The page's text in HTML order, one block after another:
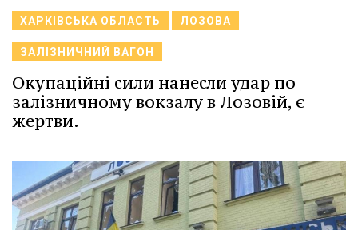
ХАРКІВСЬКА ОБЛАСТЬ ЛОЗОВА
ЗАЛІЗНИЧНИЙ ВАГОН
Окупаційні сили нанесли удар по
залізничному вокзалу в Лозовій, є
жертви.